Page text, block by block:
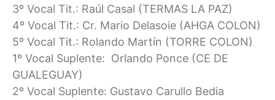
3º Vocal Tit.: Raúl Casal (TERMAS LA PAZ)
4º Vocal Tit.: Cr. Mario Delasoie (AHGA COLON)
5º Vocal Tit.: Rolando Martín (TORRE COLON)
1º Vocal Suplente: Orlando Ponce (CE DE
GUALEGUAY)
2º Vocal Suplente: Gustavo Carullo Bedia